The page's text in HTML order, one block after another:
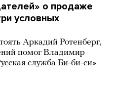
о продаже
условных
Аркадий Ротенберг,
помог Владимир
служба Би-би-си»